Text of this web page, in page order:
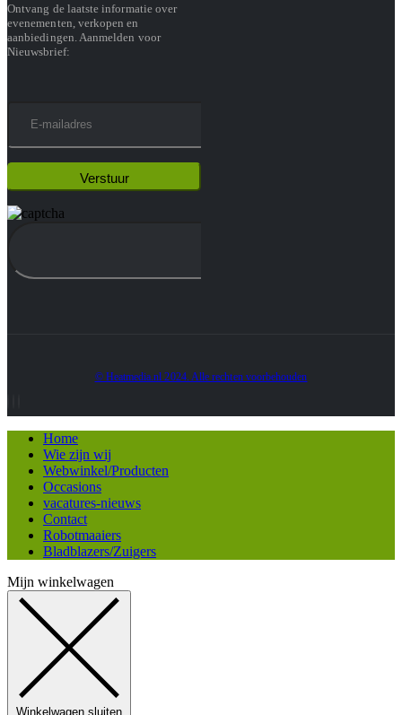
Ontvang de laatste informatie over
evenementen, verkopen en
aanbiedingen. Aanmelden voor
Nieuwsbrief:
© Heatmedia.nl 2024. Alle rechten voorbehouden
Home
Wie zijn wij
Webwinkel/Producten
Occasions
vacatures-nieuws
Contact
Robotmaaiers
Bladblazers/Zuigers
Mijn winkelwagen
Winkelwagen sluiten